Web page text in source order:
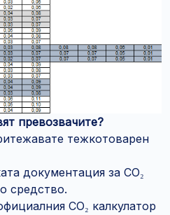
превозвачите?
тежкотоварен
документация за CO₂
средство.
CO₂ калкулатор